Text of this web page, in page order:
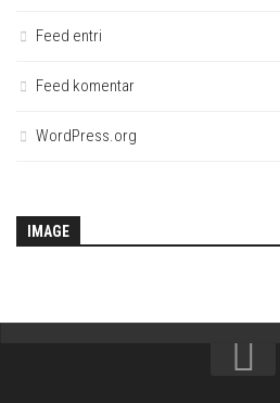
Feed entri
Feed komentar
WordPress.org
IMAGE